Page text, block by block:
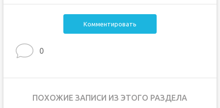
Комментировать
0
ПОХОЖИЕ ЗАПИСИ ИЗ ЭТОГО РАЗДЕЛА